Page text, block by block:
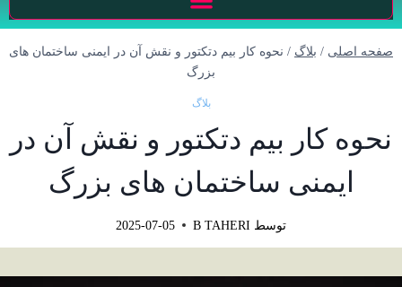
صفحه اصلی / بلاگ / نحوه کار بیم دتکتور و نقش آن در ایمنی ساختمان‌ های
بزرگ
بلاگ
نحوه کار بیم دتکتور و نقش آن در
ایمنی ساختمان‌ های بزرگ
توسط B TAHERI
2025-07-05